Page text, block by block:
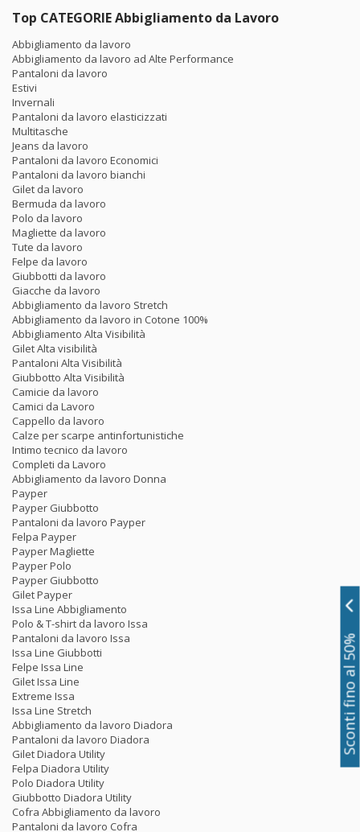
Top CATEGORIE Abbigliamento da Lavoro
Abbigliamento da lavoro
Abbigliamento da lavoro ad Alte Performance
Pantaloni da lavoro
Estivi
Invernali
Pantaloni da lavoro elasticizzati
Multitasche
Jeans da lavoro
Pantaloni da lavoro Economici
Pantaloni da lavoro bianchi
Gilet da lavoro
Bermuda da lavoro
Polo da lavoro
Magliette da lavoro
Tute da lavoro
Felpe da lavoro
Giubbotti da lavoro
Giacche da lavoro
Abbigliamento da lavoro Stretch
Abbigliamento da lavoro in Cotone 100%
Abbigliamento Alta Visibilità
Gilet Alta visibilità
Pantaloni Alta Visibilità
Giubbotto Alta Visibilità
Camicie da lavoro
Camici da Lavoro
Cappello da lavoro
Calze per scarpe antinfortunistiche
Intimo tecnico da lavoro
Completi da Lavoro
Abbigliamento da lavoro Donna
Payper
Payper Giubbotto
Pantaloni da lavoro Payper
Felpa Payper
Payper Magliette
Payper Polo
Payper Giubbotto
Gilet Payper
Issa Line Abbigliamento
Polo & T-shirt da lavoro Issa
Pantaloni da lavoro Issa
Issa Line Giubbotti
Felpe Issa Line
Gilet Issa Line
Extreme Issa
Issa Line Stretch
Abbigliamento da lavoro Diadora
Pantaloni da lavoro Diadora
Gilet Diadora Utility
Felpa Diadora Utility
Polo Diadora Utility
Giubbotto Diadora Utility
Cofra Abbigliamento da lavoro
Pantaloni da lavoro Cofra
Sconti fino al 50%